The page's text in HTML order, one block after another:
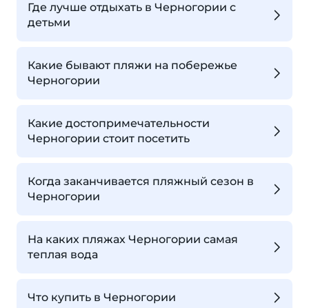
Где лучше отдыхать в Черногории с
детьми
Какие бывают пляжи на побережье
Черногории
Какие достопримечательности
Черногории стоит посетить
Когда заканчивается пляжный сезон в
Черногории
На каких пляжах Черногории самая
теплая вода
Что купить в Черногории